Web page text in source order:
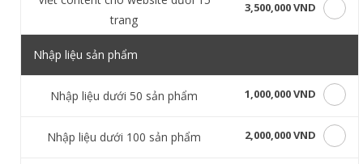
trang
3,500,000 VND
Nhập liệu sản phẩm
Nhập liệu dưới 50 sản phẩm 1,000,000 VND
Nhập liệu dưới 100 sản phẩm 2,000,000 VND